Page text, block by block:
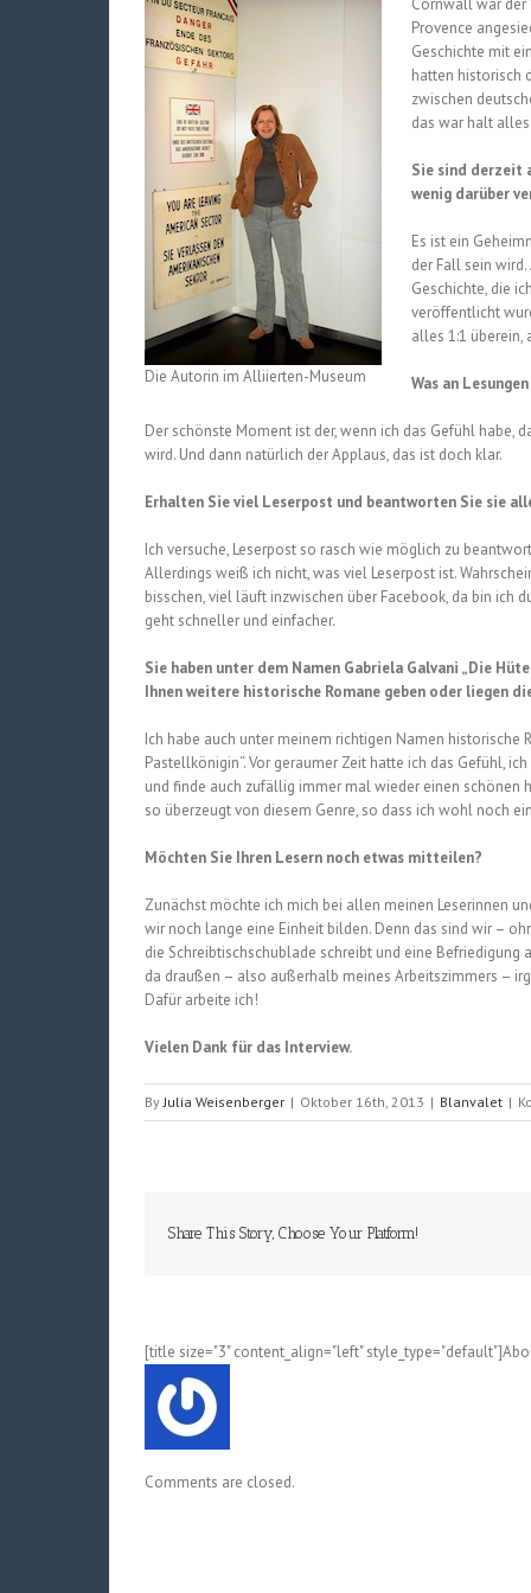
Die Autorin im Alliierten-Museum
Cornwall war der
Provence
Geschichte mit
hatten historisch
zwischen
das war halt
Sie sind derzeit
wenig darüber
Es ist ein
der Fall sein
Geschichte, die
veröffentlicht
alles 1:1 überein,
Was an
Der schönste Moment ist der, wenn ich das Gefühl habe,
wird. Und dann natürlich der Applaus, das ist doch klar.
Erhalten Sie viel Leserpost und beantworten Sie sie
Ich versuche, Leserpost so rasch wie möglich zu
Allerdings weiß ich nicht, was viel Leserpost ist.
bisschen, viel läuft inzwischen über Facebook, da bin ich
geht schneller und einfacher.
Sie haben unter dem Namen Gabriela Galvani „Die
Ihnen weitere historische Romane geben oder liegen
Ich habe auch unter meinem richtigen Namen historische
Pastellkönigin“. Vor geraumer Zeit hatte ich das Gefühl,
und finde auch zufällig immer mal wieder einen schönen
so überzeugt von diesem Genre, so dass ich wohl noch
Möchten Sie Ihren Lesern noch etwas mitteilen?
Zunächst möchte ich mich bei allen meinen Leserinnen
wir noch lange eine Einheit bilden. Denn das sind wir –
die Schreibtischschublade schreibt und eine Befriedigung
da draußen – also außerhalb meines Arbeitszimmers –
Dafür arbeite ich!
Vielen Dank für das Interview.
ByJulia Weisenberger | Oktober 16th, 2013 | Blanvalet |
Share This Story, Choose Your Platform!
[title size="3" content_align="left"
Comments are closed.